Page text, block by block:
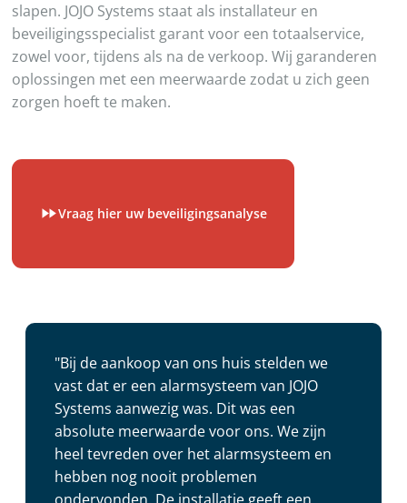
slapen. JOJO Systems staat als installateur en
beveiligingsspecialist garant voor een totaalservice,
zowel voor, tijdens als na de verkoop. Wij garanderen
oplossingen met een meerwaarde zodat u zich geen
zorgen hoeft te maken.
Vraag hier uw beveiligingsanalyse
"Bij de aankoop van ons huis stelden we
vast dat er een alarmsysteem van JOJO
Systems aanwezig was. Dit was een
absolute meerwaarde voor ons. We zijn
heel tevreden over het alarmsysteem en
hebben nog nooit problemen